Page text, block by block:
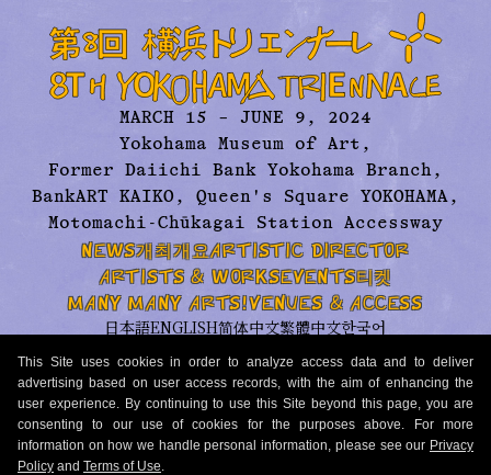
This Site uses cookies in order to analyze access data and to deliver
advertising based on user access records, with the aim of enhancing the
user experience. By continuing to use this Site beyond this page, you are
consenting to our use of cookies for the purposes above. For more
information on how we handle personal information, please see our Privacy
Policy and Terms of Use.
MARCH 15 – JUNE 9, 2024
Yokohama Museum of Art,
Former Daiichi Bank Yokohama Branch,
BankART KAIKO, Queen's Square YOKOHAMA,
Motomachi-Chūkagai Station Accessway
NEWS개최개요ARTISTIC DIRECTOR
ARTISTS & WORKSEVENTS티켓
MANY MANY ARTS!VENUES & ACCESS
日本語ENGLISH简体中文繁體中文한국어
보도 자료 문의요코하마 트리엔날레에 대하여 아카이브
개인정보 취급방침이용 규약·환경